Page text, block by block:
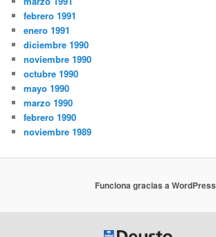
febrero 1991
enero 1991
diciembre 1990
noviembre 1990
octubre 1990
mayo 1990
marzo 1990
febrero 1990
noviembre 1989
Funciona gracias a WordPress